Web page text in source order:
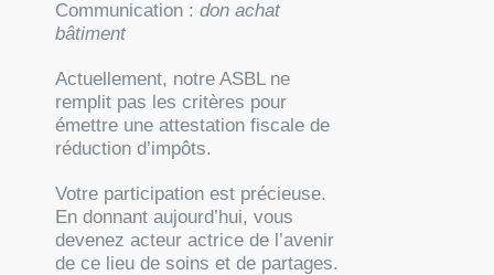
Communication : don achat
bâtiment
Actuellement, notre ASBL ne
remplit pas les critères pour
émettre une attestation fiscale de
réduction d’impôts.
Votre participation est précieuse.
En donnant aujourd’hui, vous
devenez acteur actrice de l’avenir
de ce lieu de soins et de partages.